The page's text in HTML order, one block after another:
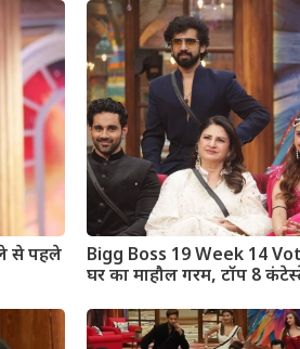
से पहले
Bigg Boss 19 Week 14
घर का माहौल गरम, टॉप 8